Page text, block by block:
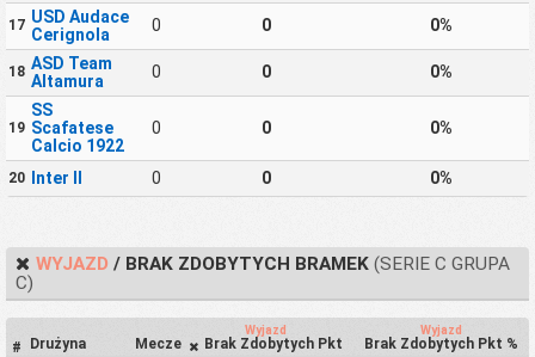
17 USD Audace
Cerignola
0 0 0%
18 ASD Team
Altamura
0 0 0%
19
SS
Scafatese
Calcio 1922
0 0 0%
20 Inter II 0 0 0%
WYJAZD / BRAK ZDOBYTYCH BRAMEK(SERIE C GRUPA
C)
# Drużyna Mecze
Wyjazd
Brak Zdobytych Pkt
Wyjazd
Brak Zdobytych Pkt %